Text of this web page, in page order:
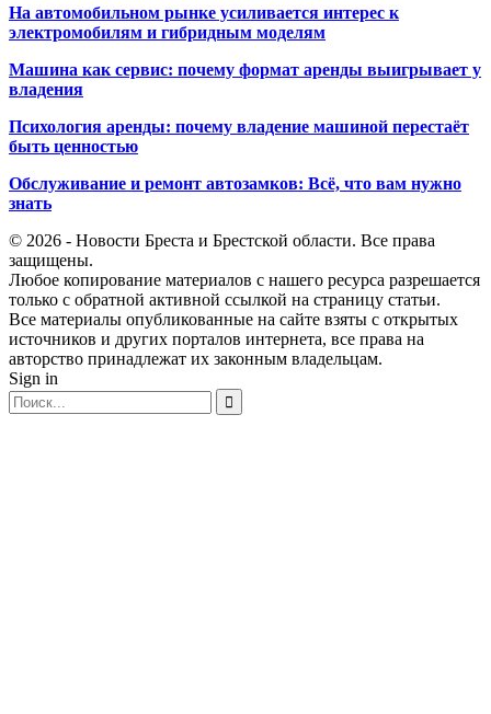
На автомобильном рынке усиливается интерес к
электромобилям и гибридным моделям
Машина как сервис: почему формат аренды выигрывает у
владения
Психология аренды: почему владение машиной перестаёт
быть ценностью
Обслуживание и ремонт автозамков: Всё, что вам нужно
знать
© 2026 - Новости Бреста и Брестской области. Все права
защищены.
Любое копирование материалов с нашего ресурса разрешается
только с обратной активной ссылкой на страницу статьи.
Все материалы опубликованные на сайте взяты с открытых
источников и других порталов интернета, все права на
авторство принадлежат их законным владельцам.
Sign in